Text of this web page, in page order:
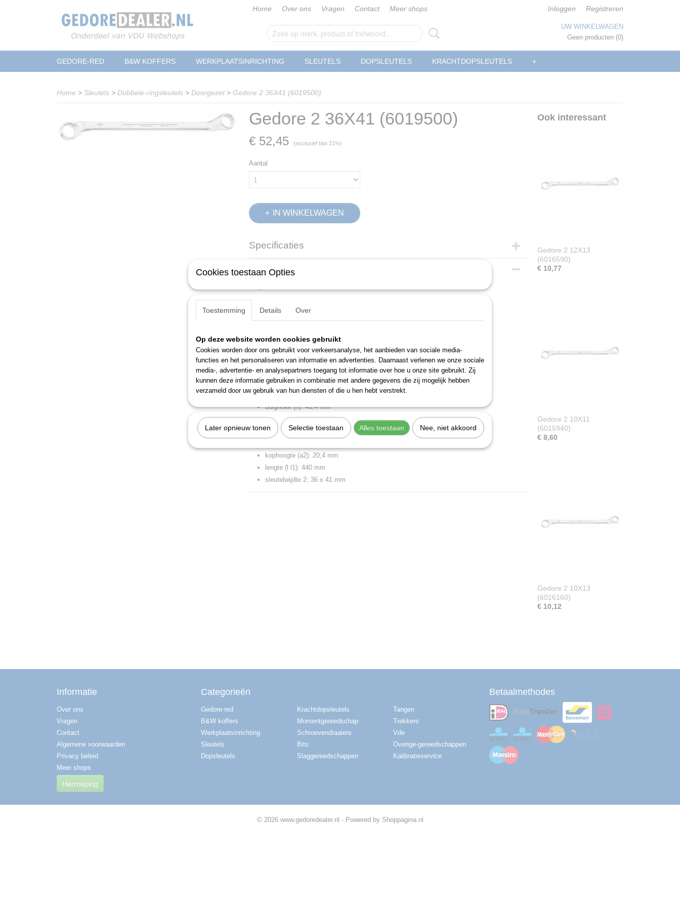
Home Over ons Vragen Contact Meer shops Inloggen Registreren
UW WINKELWAGEN
Geen producten (0)
GEDORE-RED B&W KOFFERS WERKPLAATSINRICHTING SLEUTELS DOPSLEUTELS KRACHTDOPSLEUTELS +
Home > Sleutels > Dubbele-ringsleutels > Doorgezet > Gedore 2 36X41 (6019500)
Gedore 2 36X41 (6019500)
€ 52,45 (exclusief btw 21%)
Aantal
IN WINKELWAGEN
Specificaties
EAN code
Omschrijving
Omschrijving
uitvoering volgens DIN 838, ISO 3318, ISO 1085, ISO 10104
GEDORE-vanadium staal 31CrV3, verchroomd
* niet genormeerd
Kenmerken
gewicht: 1,166 kg
buighoek (h): 40,4 mm
kopbreedte (b b1 n w3): 53 mm
kopbreedte (b2): 60,5 mm
kophoogte (a2): 20,4 mm
lengte (l l1): 440 mm
sleutelwijdte 2: 36 x 41 mm
Ook interessant
Gedore 2 12X13
(6016590)
€ 10,77
Gedore 2 10X11
(6015940)
€ 8,60
Gedore 2 10X13
(6016160)
€ 10,12
Informatie
Over ons
Vragen
Contact
Algemene voorwaarden
Privacy beleid
Meer shops
Herroeping
Categorieën
Gedore-red
B&W koffers
Werkplaatsinrichting
Sleutels
Dopsleutels
Krachtdopsleutels
Momentgereedschap
Schroevendraaiers
Bits
Slaggereedschappen
Tangen
Trekkers
Vde
Overige-gereedschappen
Kalibratieservice
Betaalmethodes
© 2026 www.gedoredealer.nl - Powered by Shoppagina.nl
Cookies toestaan Opties
Toestemming Details Over
Op deze website worden cookies gebruikt
Cookies worden door ons gebruikt voor verkeersanalyse, het aanbieden van sociale media-
functies en het personaliseren van informatie en advertenties. Daarnaast verlenen we onze sociale
media-, advertentie- en analysepartners toegang tot informatie over hoe u onze site gebruikt. Zij
kunnen deze informatie gebruiken in combinatie met andere gegevens die zij mogelijk hebben
verzameld door uw gebruik van hun diensten of die u hen hebt verstrekt.
Later opnieuw tonen Selectie toestaan Alles toestaan Nee, niet akkoord